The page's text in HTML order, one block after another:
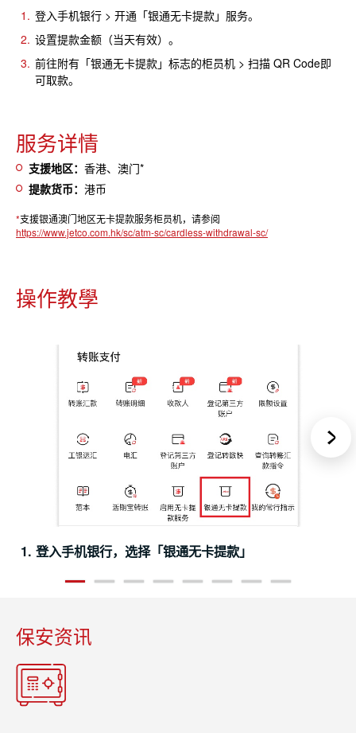
登入手机银行 > 开通「银通无卡提款」服务。
设置提款金额（当天有效）。
前往附有「银通无卡提款」标志的柜员机 > 扫描 QR Code即
可取款。
服务详情
支援地区： 香港、澳门*
提款货币： 港币
*支援银通澳门地区无卡提款服务柜员机，请参阅
https://www.jetco.com.hk/sc/atm-sc/cardless-withdrawal-sc/
操作教學
Next
1. 登入手机银行，选择「银通无卡提款」
1 2 3 4 5 6 7 8
保安资讯